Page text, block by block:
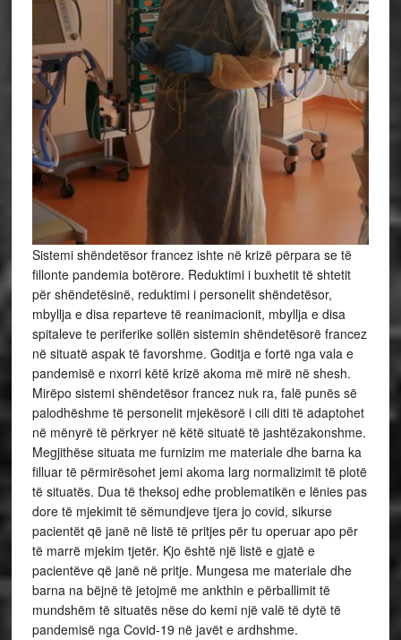
Sistemi shëndetësor francez ishte në krizë përpara se të
fillonte pandemia botërore. Reduktimi i buxhetit të shtetit
për shëndetësinë, reduktimi i personelit shëndetësor,
mbyllja e disa reparteve të reanimacionit, mbyllja e disa
spitaleve te periferike sollën sistemin shëndetësorë francez
në situatë aspak të favorshme. Goditja e fortë nga vala e
pandemisë e nxorri këtë krizë akoma më mirë në shesh.
Mirëpo sistemi shëndetësor francez nuk ra, falë punës së
palodhëshme të personelit mjekësorë i cili diti të adaptohet
në mënyrë të përkryer në këtë situatë të jashtëzakonshme.
Megjithëse situata me furnizim me materiale dhe barna ka
filluar të përmirësohet jemi akoma larg normalizimit të plotë
të situatës. Dua të theksoj edhe problematikën e lënies pas
dore të mjekimit të sëmundjeve tjera jo covid, sikurse
pacientët që janë në listë të pritjes për tu operuar apo për
të marrë mjekim tjetër. Kjo është një listë e gjatë e
pacientëve që janë në pritje. Mungesa me materiale dhe
barna na bëjnë të jetojmë me ankthin e përballimit të
mundshëm të situatës nëse do kemi një valë të dytë të
pandemisë nga Covid-19 në javët e ardhshme.